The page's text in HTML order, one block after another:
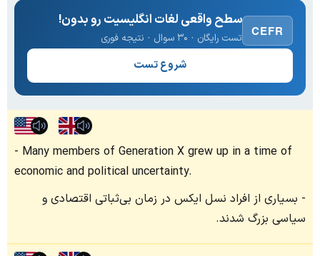
CEFR
سطح واقعی لغات انگلیسیت رو بدون!
تست رایگان · ۳۰ سوال · نتیجه فوری
شروع تست
Many members of Generation X grew up in a time of
economic and political uncertainty.
بسیاری از افراد نسل ایکس در زمان بی‌ثباتی اقتصادی و
سیاسی بزرگ شدند.